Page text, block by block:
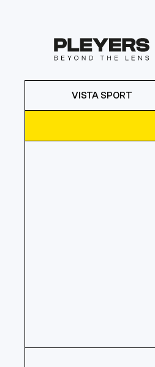
VISTA SPORT